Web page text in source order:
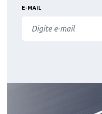
E-MAIL